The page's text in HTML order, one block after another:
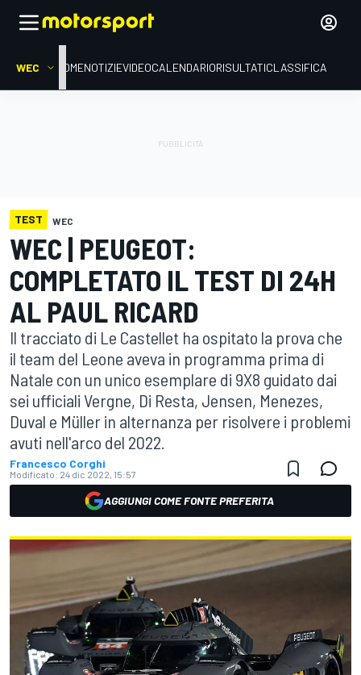
WEC HOMENOTIZIEVIDEOCALENDARIORISULTATICLASSIFICA
TEST WEC
WEC | PEUGEOT:
COMPLETATO IL TEST DI 24H
AL PAUL RICARD
Il tracciato di Le Castellet ha ospitato la prova che
il team del Leone aveva in programma prima di
Natale con un unico esemplare di 9X8 guidato dai
sei ufficiali Vergne, Di Resta, Jensen, Menezes,
Duval e Müller in alternanza per risolvere i problemi
avuti nell'arco del 2022.
Francesco Corghi
Modificato: 24 dic 2022, 15:57
AGGIUNGI COME FONTE PREFERITA